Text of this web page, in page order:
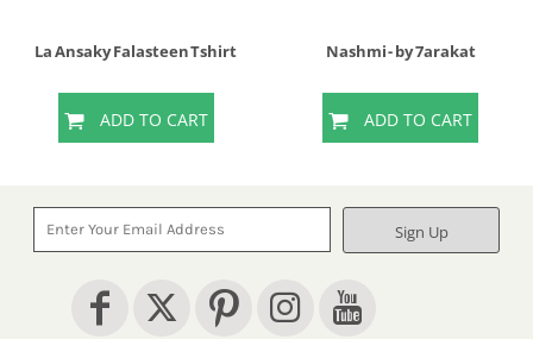
La Ansaky Falasteen Tshirt
ADD TO CART
Nashmi - by 7arakat
ADD TO CART
Sign Up